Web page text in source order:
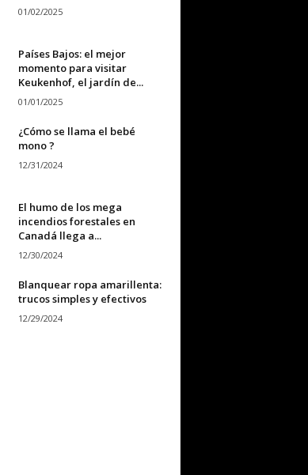
01/02/2025
Países Bajos: el mejor
momento para visitar
Keukenhof, el jardín de...
01/01/2025
¿Cómo se llama el bebé
mono ?
12/31/2024
El humo de los mega
incendios forestales en
Canadá llega a...
12/30/2024
Blanquear ropa amarillenta:
trucos simples y efectivos
12/29/2024